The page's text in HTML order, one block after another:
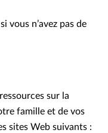
vous n’avez pas de
sur la
famille et de vos
sites Web suivants :